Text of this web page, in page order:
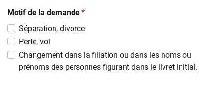
slash
MM
slash
AAAA
Motif de la demande(obligatoire)
*
Séparation, divorce
Perte, vol
Changement dans la filiation ou dans les noms ou
prénoms des personnes figurant dans le livret initial.